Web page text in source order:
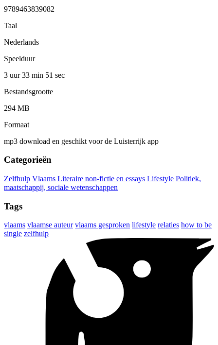
9789463839082
Taal
Nederlands
Speelduur
3 uur 33 min 51 sec
Bestandsgrootte
294 MB
Formaat
mp3 download en geschikt voor de Luisterrijk app
Categorieën
Zelfhulp Vlaams Literaire non-fictie en essays Lifestyle Politiek,
maatschappij, sociale wetenschappen
Tags
vlaams vlaamse auteur vlaams gesproken lifestyle relaties how to be
single zelfhulp